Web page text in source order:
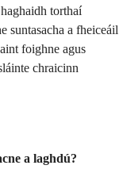
torthaí
suntasacha a fheiceáil
foighne agus
chraicinn
a laghdú?